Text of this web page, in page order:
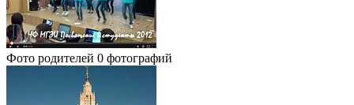
Фото родителей 0 фотографий